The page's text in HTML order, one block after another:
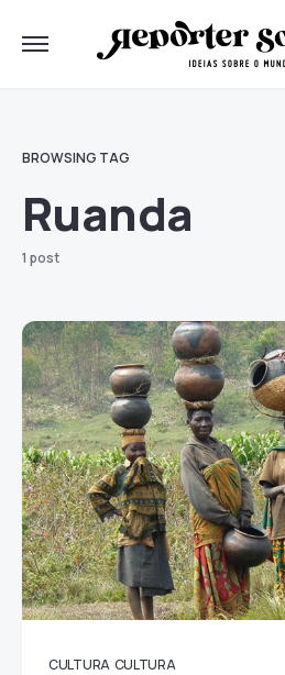
BROWSING TAG
Ruanda
1 post
CULTURA CULTURA